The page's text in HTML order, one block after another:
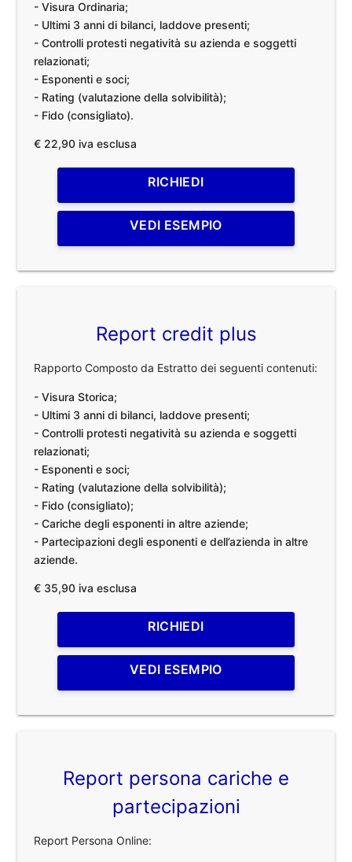
- Visura Ordinaria;
- Ultimi 3 anni di bilanci, laddove presenti;
- Controlli protesti negatività su azienda e soggetti
relazionati;
- Esponenti e soci;
- Rating (valutazione della solvibilità);
- Fido (consigliato).
€ 22,90 iva esclusa
RICHIEDI
VEDI ESEMPIO
Report credit plus
Rapporto Composto da Estratto dei seguenti contenuti:
- Visura Storica;
- Ultimi 3 anni di bilanci, laddove presenti;
- Controlli protesti negatività su azienda e soggetti
relazionati;
- Esponenti e soci;
- Rating (valutazione della solvibilità);
- Fido (consigliato);
- Cariche degli esponenti in altre aziende;
- Partecipazioni degli esponenti e dell’azienda in altre
aziende.
€ 35,90 iva esclusa
RICHIEDI
VEDI ESEMPIO
Report persona cariche e
partecipazioni
Report Persona Online: